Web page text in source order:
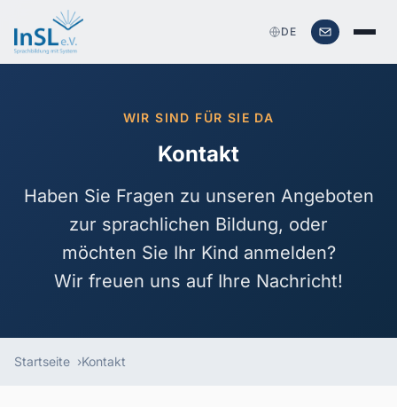
DE
WIR SIND FÜR SIE DA
Kontakt
Haben Sie Fragen zu unseren Angeboten
zur sprachlichen Bildung, oder
möchten Sie Ihr Kind anmelden?
Wir freuen uns auf Ihre Nachricht!
Startseite Kontakt